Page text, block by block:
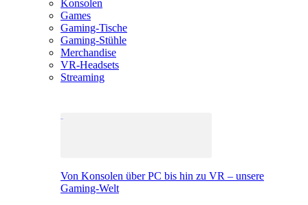
Konsolen
Games
Gaming-Tische
Gaming-Stühle
Merchandise
VR-Headsets
Streaming
Von Konsolen über PC bis hin zu VR – unsere
Gaming-Welt